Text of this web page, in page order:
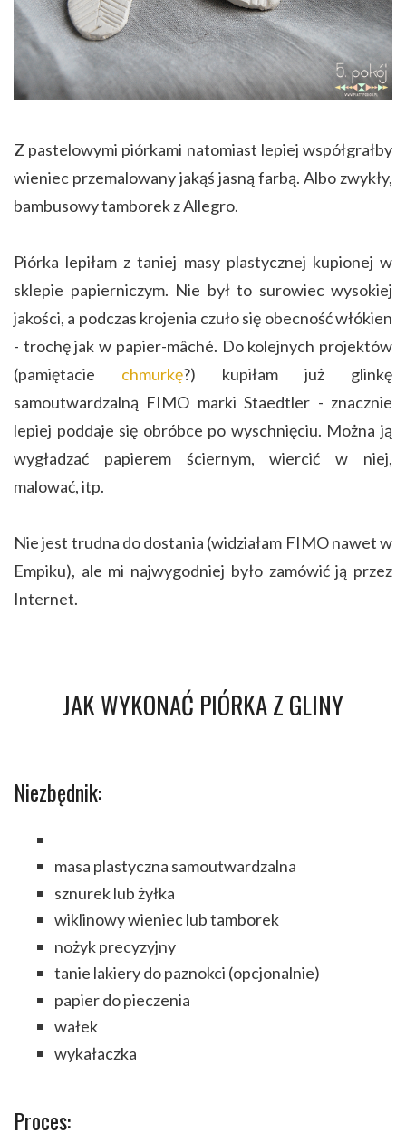
Z pastelowymi piórkami natomiast lepiej współgrałby
wieniec przemalowany jakąś jasną farbą. Albo zwykły,
bambusowy tamborek z Allegro.
Piórka lepiłam z taniej masy plastycznej kupionej w
sklepie papierniczym. Nie był to surowiec wysokiej
jakości, a podczas krojenia czuło się obecność włókien
- trochę jak w papier-mâché. Do kolejnych projektów
(pamiętacie chmurkę?) kupiłam już glinkę
samoutwardzalną FIMO marki Staedtler - znacznie
lepiej poddaje się obróbce po wyschnięciu. Można ją
wygładzać papierem ściernym, wiercić w niej,
malować, itp.
Nie jest trudna do dostania (widziałam FIMO nawet w
Empiku), ale mi najwygodniej było zamówić ją przez
Internet.
JAK WYKONAĆ PIÓRKA Z GLINY
Niezbędnik:
masa plastyczna samoutwardzalna
sznurek lub żyłka
wiklinowy wieniec lub tamborek
nożyk precyzyjny
tanie lakiery do paznokci (opcjonalnie)
papier do pieczenia
wałek
wykałaczka
Proces: